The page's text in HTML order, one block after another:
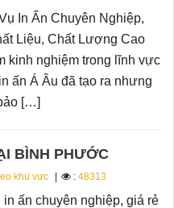
In Ấn Chuyên Nghiệp,
Liệu, Chất Lượng Cao
kinh nghiệm trong lĩnh vực
ấn Á Âu đã tạo ra nhưng
[…]
BÌNH PHƯỚC
khu vực : 48313
ấn chuyên nghiệp, giá rẻ